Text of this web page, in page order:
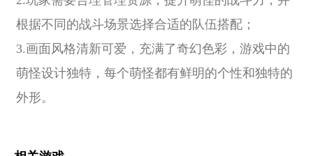
根据不同的战斗场景选择合适的队伍搭配；
3.画面风格清新可爱，充满了奇幻色彩，游戏中的
萌怪设计独特，每个萌怪都有鲜明的个性和独特的
外形。